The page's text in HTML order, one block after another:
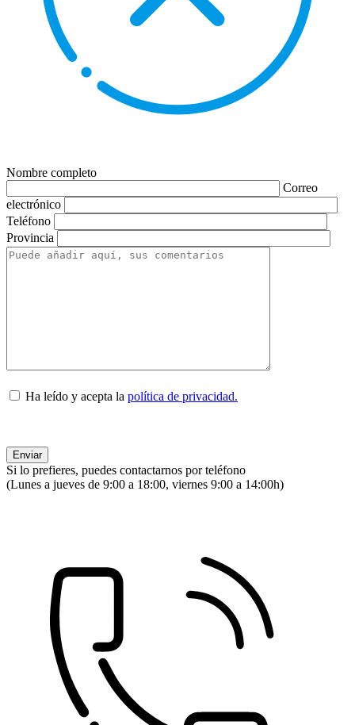
Nombre completo
Correo
electrónico
Teléfono
Provincia
Ha leído y acepta la política de privacidad.
Si lo prefieres, puedes contactarnos por teléfono
(Lunes a jueves de 9:00 a 18:00, viernes 9:00 a 14:00h)